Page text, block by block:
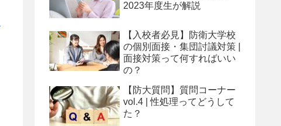
2023年度生が解説
【入校者必見】防衛大学校
の個別面接・集団討議対策 |
面接対策って何すればいい
の？
【防大質問】質問コーナー
vol.4 | 性処理ってどうして
た？